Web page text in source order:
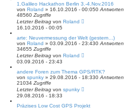
1.Galileo Hackathon Berlin 3.-4.Nov.2016
von Roland » 16.10.2016 - 00:050 Antworten
48560 Zugriffe
Letzter Beitrag von Roland
16.10.2016 - 00:05
arte: Neuvermessung der Welt (gestern...)
von Roland » 03.09.2016 - 23:430 Antworten
34655 Zugriffe
Letzter Beitrag von Roland
03.09.2016 - 23:43
andere Foren zum Thema GPS/RTK?
von spunky » 29.08.2016 - 18:330 Antworten
21034 Zugriffe
Letzter Beitrag von spunky
29.08.2016 - 18:33
Präzises Low Cost GPS Projekt